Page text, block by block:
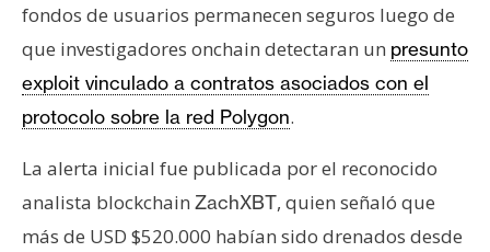
u
r
s
o
C
o
fondos de usuarios permanecen seguros luego de
que investigadores onchain detectaran un presunto
exploit vinculado a contratos asociados con el
protocolo sobre la red Polygon.
La alerta inicial fue publicada por el reconocido
analista blockchain ZachXBT, quien señaló que
más de USD $520.000 habían sido drenados desde